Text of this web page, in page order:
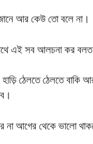
আর কেউ তো বলে না।
এই সব আলচনা কর
হাড়ি ঠেলতে ঠেলতে বাকি
না আগের থেকে ভালো